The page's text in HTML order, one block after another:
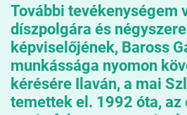
További tevékenységem
díszpolgára és
képviselőjének, Baross
munkássága nyomon
kérésére Ilaván, a mai
temettek el. 1992 óta, az